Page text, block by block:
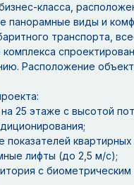
класса,
панорамные виды и
транспорта,
Расположение
25 этаже с высотой
показателей квартирных
лифты (до 2,5 м/с);
с